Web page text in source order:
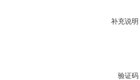
补充说明
验证码